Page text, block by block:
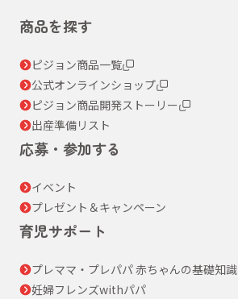
商品を探す
ピジョン商品一覧
公式オンラインショップ
ピジョン商品開発ストーリー
出産準備リスト
応募・参加する
イベント
プレゼント＆キャンペーン
育児サポート
プレママ・プレパパ 赤ちゃんの基礎知識
妊婦フレンズwithパパ